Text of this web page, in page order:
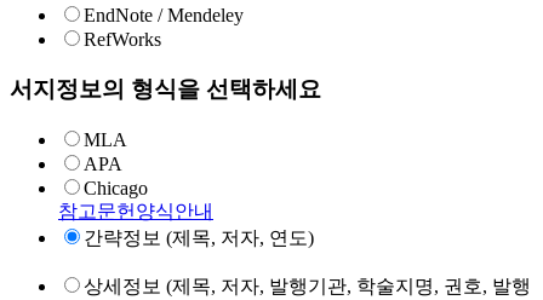
EndNote / Mendeley
RefWorks
서지정보의 형식을 선택하세요
MLA
APA
Chicago
참고문헌양식안내
간략정보 (제목, 저자, 연도)
상세정보 (제목, 저자, 발행기관, 학술지명, 권호, 발행